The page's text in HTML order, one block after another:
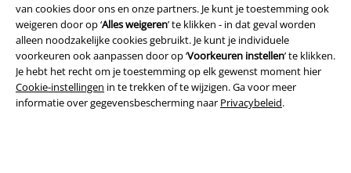
van cookies door ons en onze partners. Je kunt je toestemming ook
weigeren door op ‘Alles weigeren’ te klikken - in dat geval worden
alleen noodzakelijke cookies gebruikt. Je kunt je individuele
voorkeuren ook aanpassen door op ‘Voorkeuren instellen’ te klikken.
Je hebt het recht om je toestemming op elk gewenst moment hier
Cookie-instellingen in te trekken of te wijzigen. Ga voor meer
informatie over gegevensbescherming naar Privacybeleid.
Bedrijfsgegevens
Privacyverklaring
Verklaring van conformiteit